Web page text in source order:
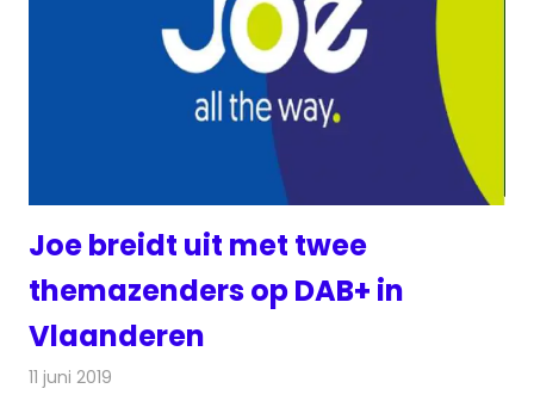
Joe breidt uit met twee
themazenders op DAB+ in
Vlaanderen
11 juni 2019